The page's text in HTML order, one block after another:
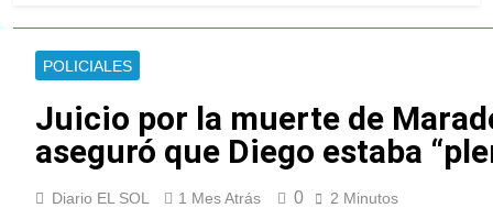
La CGT y las dos
contra el Gobierno
La noche del Afro
Quilmeño: boxeo de
primer nivel en la sede
de Quilmes
22 Horas Atrás
La Diócesis de
Quilmes celebró la
POLICIALES
Juicio por la muerte de
aseguró que Diego estaba
Diario EL SOL 1 Mes Atrás 0 2 Minutos